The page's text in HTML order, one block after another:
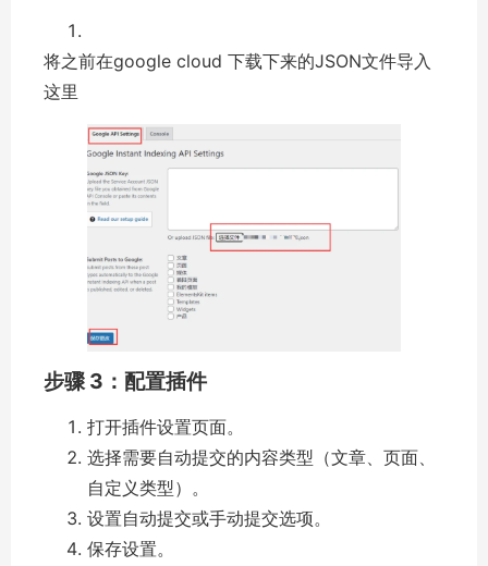
将之前在google cloud 下载下来的JSON文件导入
这里
步骤 3：配置插件
打开插件设置页面。
选择需要自动提交的内容类型（文章、页面、
自定义类型）。
设置自动提交或手动提交选项。
保存设置。